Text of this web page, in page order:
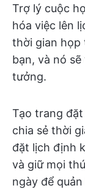
Trợ lý cuộc
hóa việc lên
thời gian họp
bạn, và nó
tưởng.
Tạo trang
chia sẻ thời
đặt lịch định
và giữ mọi
ngày để